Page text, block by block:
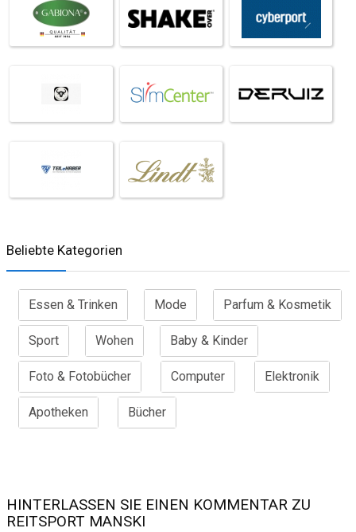
Beliebte Kategorien
Essen & Trinken Mode Parfum & Kosmetik
Sport Wohen Baby & Kinder
Foto & Fotobücher Computer Elektronik
Apotheken Bücher
HINTERLASSEN SIE EINEN KOMMENTAR ZU
REITSPORT MANSKI